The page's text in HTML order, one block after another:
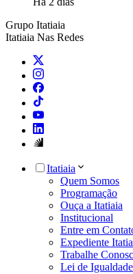
Grupo Itatiaia
Itatiaia Nas Redes
Itatiaia
Quem Somos
Programação
Ouça a Itatiaia
Institucional
Entre em
Expediente
Trabalhe
Lei de